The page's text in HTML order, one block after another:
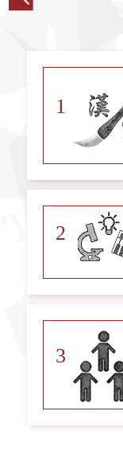
1
2
3